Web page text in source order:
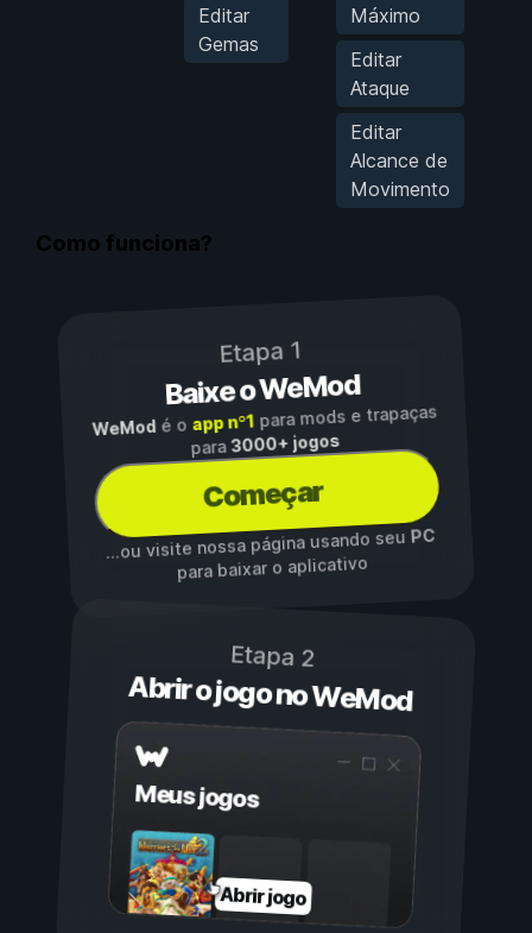
Editar
Gemas
Máximo
Editar
Ataque
Editar
Alcance de
Movimento
Como funciona?
Etapa 1
Baixe o WeMod
WeModé o app nº1para mods e trapaças
para3000+ jogos
Começar
...ou visite nossa página usando seuPC
para baixar o aplicativo
Etapa 2
Abrir o jogo no WeMod
Meus jogos
Abrir jogo